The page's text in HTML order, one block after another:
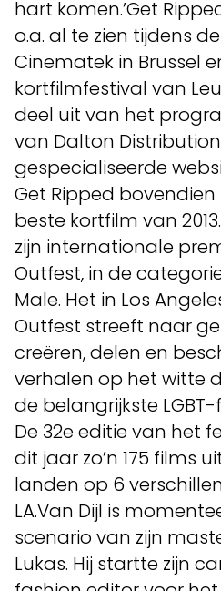
hart komen.’Get
o.a. al te zien tijdens
Cinematek in Brussel
kortfilmfestival van
deel uit van het
van Dalton
gespecialiseerde
Get Ripped
beste kortfilm van
zijn internationale
Outfest, in de
Male. Het in Los
Outfest streeft naar
creëren, delen en
verhalen op het witte
de belangrijkste
De 32e editie van het
dit jaar zo’n 175 films
landen op 6
LA.Van Dijl is
scenario van zijn
Lukas. Hij startte zijn